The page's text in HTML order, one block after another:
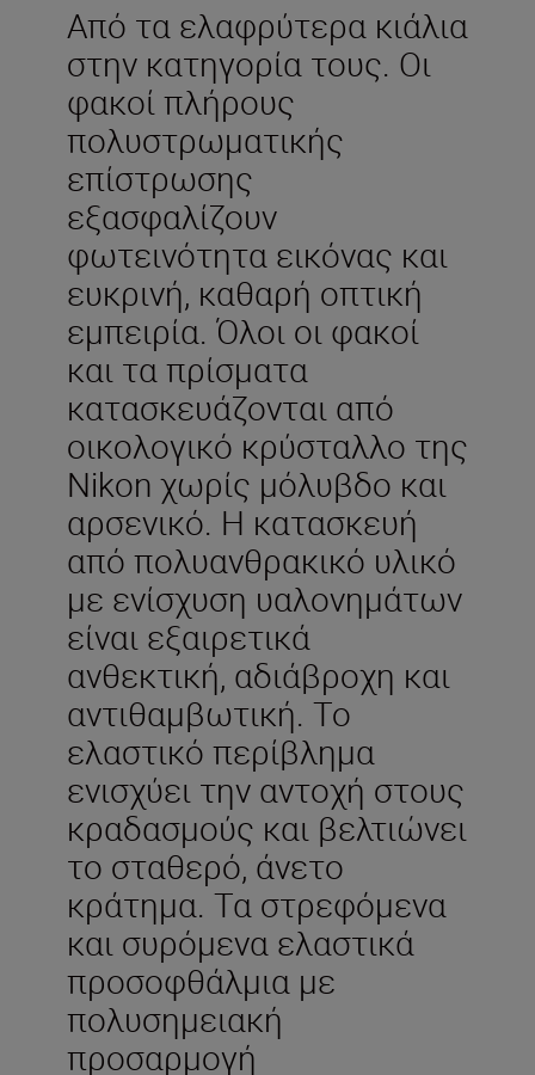
Από τα ελαφρύτερα κιάλια
στην κατηγορία τους. Οι
φακοί πλήρους
πολυστρωματικής
επίστρωσης
εξασφαλίζουν
φωτεινότητα εικόνας και
ευκρινή, καθαρή οπτική
εμπειρία. Όλοι οι φακοί
και τα πρίσματα
κατασκευάζονται από
οικολογικό κρύσταλλο της
Nikon χωρίς μόλυβδο και
αρσενικό. Η κατασκευή
από πολυανθρακικό υλικό
με ενίσχυση υαλονημάτων
είναι εξαιρετικά
ανθεκτική, αδιάβροχη και
αντιθαμβωτική. Το
ελαστικό περίβλημα
ενισχύει την αντοχή στους
κραδασμούς και βελτιώνει
το σταθερό, άνετο
κράτημα. Τα στρεφόμενα
και συρόμενα ελαστικά
προσοφθάλμια με
πολυσημειακή
προσαρμογή